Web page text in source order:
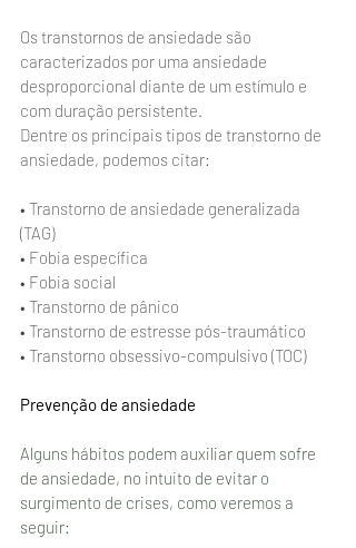
Os transtornos de ansiedade são
caracterizados por uma ansiedade
desproporcional diante de um estímulo e
com duração persistente.
Dentre os principais tipos de transtorno de
ansiedade, podemos citar:
• Transtorno de ansiedade generalizada
(TAG)
• Fobia específica
• Fobia social
• Transtorno de pânico
• Transtorno de estresse pós-traumático
• Transtorno obsessivo-compulsivo (TOC)
Prevenção de ansiedade
Alguns hábitos podem auxiliar quem sofre
de ansiedade, no intuito de evitar o
surgimento de crises, como veremos a
seguir: